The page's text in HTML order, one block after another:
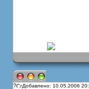
? Добавлено: 10.05.2006